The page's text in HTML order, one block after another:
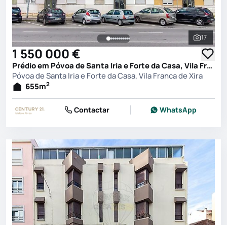
Ver
17
1 550 000 €
Prédio em Póvoa de Santa Iria e Forte da Casa, Vila Franca de Xira
Póvoa de Santa Iria e Forte da Casa, Vila Franca de Xira
655m2
Contactar WhatsApp